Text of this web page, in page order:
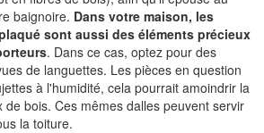
baignoire. Dans votre maison, les
sont aussi des éléments précieux
. Dans ce cas, optez pour des
de languettes. Les pièces en question
à l'humidité, cela pourrait amoindrir la
de bois. Ces mêmes dalles peuvent servir
la toiture.